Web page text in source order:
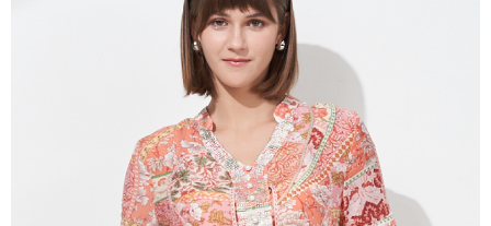
2.透過簡訊連結打開帳單後，可選擇「超商條碼／台灣大直營門市／銀行轉
帳／街口支付／iPASS MONEY」等通路繳費。
1.本服務係由「台灣大哥大股份有限公司」（以下簡稱本公司）所提供，讓
用戶於交易時，得透過本服務購買商品或服務，並由商店將買賣／分期付款
買賣價金債權讓與本公司後，依約使用本公司帳單繳交帳款。
2.基於同意付款使用「大哥付你分期」之契約關係目的，商店將以您的個人
資料（包含姓名、電話或地址）提供予台灣大哥大進項蒐集、處理及利用，
由本公司與您本人進行分期帳單所需資料之確認、核對及更正。
3.完整用戶服務條款，請詳閱以下連結：https://oppay.tw/userRule
１．於結帳方式選擇「AFTEE先享後付」後，將跳轉至「AFTEE先享後付」
結帳頁面，進行簡訊認證並確認金額後，即可完成結帳。
２．訂單成立數日內，您將收到繳費通知簡訊。
３．收到繳費通知簡訊後14天內，點擊此簡訊中的連結，可透過四大超商／
ATM／網路銀行／等多元方式進行付款，方視為交易完成。
※ 請注意：結帳手續完成當下不需立刻繳費，但若您需要取消訂單，請聯絡
購買商品的店家。未經商家同意取消之訂單仍視為有效，需透過AFTEE先享
後付繳納相關費用。
※ 交易是否成功請以「AFTEE先享後付 」之結帳頁面顯示為準，若有關於
是否繳費成功／繳費後需取消欲退款等相關疑問，請聯繫「AFTEE先享後付
https://netprotections.freshdesk.com/support/home
每筆NT$120，滿NT$2,000(含以上)免運費
每筆NT$120，滿NT$2,000(含以上)免運費